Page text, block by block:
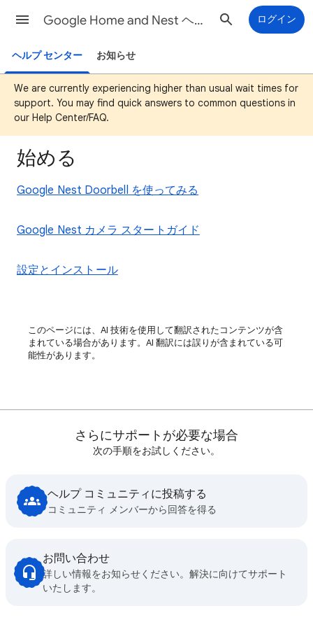
Google Home and Nest ヘルプ ログイン
ヘルプ センター お知らせ
We are currently experiencing higher than usual wait times for
support. You may find quick answers to common questions in
our Help Center/FAQ.
始める
Google Nest Doorbell を使ってみる
Google Nest カメラ スタートガイド
設定とインストール
このページには、AI 技術を使用して翻訳されたコンテンツが含
まれている場合があります。AI 翻訳には誤りが含まれている可
能性があります。
さらにサポートが必要な場合
次の手順をお試しください。
ヘルプ コミュニティに投稿する
コミュニティ メンバーから回答を得る
お問い合わせ
詳しい情報をお知らせください。解決に向けてサポート
いたします。